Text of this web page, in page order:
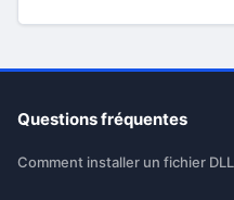
Questions fréquentes
Comment installer un fichier